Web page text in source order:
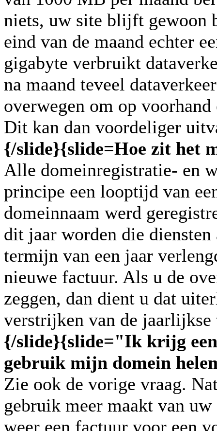
niets, uw site blijft gewoon
eind van de maand echter
gigabyte verbruikt
na maand teveel
overwegen om op
Dit kan dan voordeliger
{/slide}{slide=Hoe zit het
Alle domeinregistratie- en
principe een looptijd van
domeinnaam werd
dit jaar worden die
termijn van een jaar
nieuwe factuur. Als u de
zeggen, dan dient u dat
verstrijken van de
{/slide}{slide="Ik krijg
gebruik mijn domein
Zie ook de vorige vraag.
gebruik meer maakt van
weer een factuur voor een